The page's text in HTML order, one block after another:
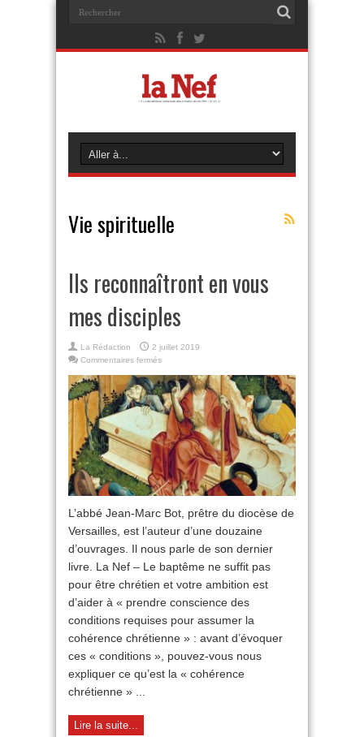
Vie spirituelle
Ils reconnaîtront en vous
mes disciples
La Rédaction
2 juillet 2019
Commentaires fermés
reconnaîtront
en
vous
mes
disciples
L’abbé Jean-Marc Bot, prêtre du diocèse de
Versailles, est l’auteur d’une douzaine
d’ouvrages. Il nous parle de son dernier
livre. La Nef – Le baptême ne suffit pas
pour être chrétien et votre ambition est
d’aider à « prendre conscience des
conditions requises pour assumer la
cohérence chrétienne » : avant d’évoquer
ces « conditions », pouvez-vous nous
expliquer ce qu’est la « cohérence
chrétienne » ...
Lire la suite...